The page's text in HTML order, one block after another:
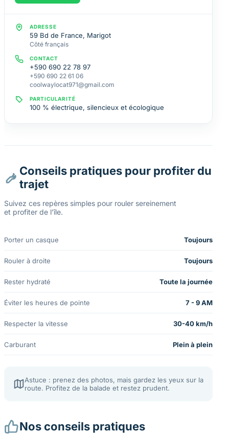
ADRESSE
59 Bd de France, Marigot
Côté français
CONTACT
+590 690 22 78 97
+590 690 22 61 06
coolwaylocat971@gmail.com
PARTICULARITÉ
100 % électrique, silencieux et écologique
Conseils pratiques pour profiter du
trajet
Suivez ces repères simples pour rouler sereinement
et profiter de l’île.
Porter un casque Toujours
Rouler à droite Toujours
Rester hydraté Toute la journée
Éviter les heures de pointe 7 - 9 AM
Respecter la vitesse 30-40 km/h
Carburant Plein à plein
Astuce : prenez des photos, mais gardez les yeux sur la
route. Profitez de la balade et restez prudent.
Nos conseils pratiques